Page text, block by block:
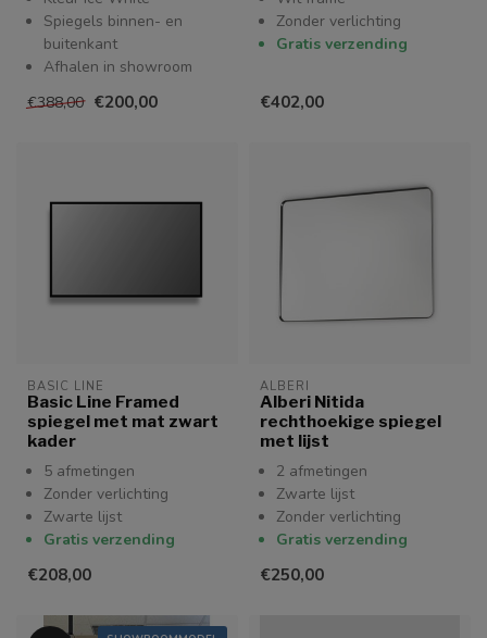
Spiegels binnen- en
buitenkant
Afhalen in showroom
€388,00 €200,00
Zonder verlichting
Gratis verzending
€402,00
BASIC LINE
Basic Line Framed
spiegel met mat zwart
kader
5 afmetingen
Zonder verlichting
Zwarte lijst
Gratis verzending
€208,00
ALBERI
Alberi Nitida
rechthoekige spiegel
met lijst
2 afmetingen
Zwarte lijst
Zonder verlichting
Gratis verzending
€250,00